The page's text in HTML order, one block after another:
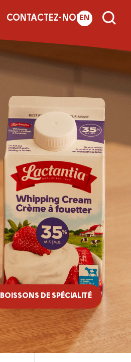
CONTACTEZ-NOUS
EN
BOISSONS DE SPÉCIALITÉ